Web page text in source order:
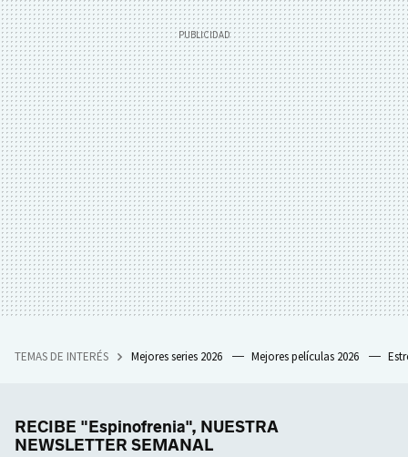
TEMAS DE INTERÉS Mejores series 2026 Mejores películas 2026
RECIBE "Espinofrenia", NUESTRA
NEWSLETTER SEMANAL